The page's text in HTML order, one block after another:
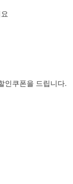
인쿠폰을 드립니다.